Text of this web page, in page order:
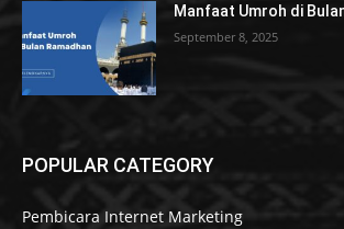
Manfaat Umroh di
September 8, 2025
POPULAR CATEGORY
Pembicara Internet Marketing